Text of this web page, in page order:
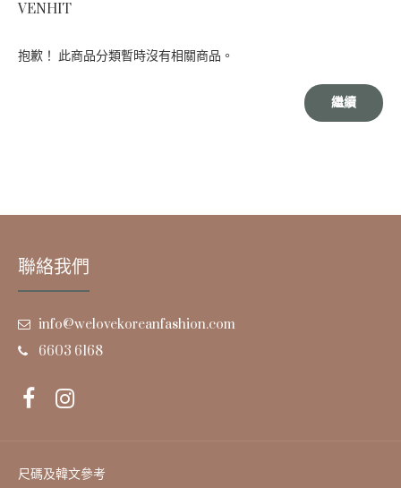
VENHIT
抱歉！ 此商品分類暫時沒有相關商品。
繼續
聯絡我們
info@welovekoreanfashion.com
6603 6168
尺碼及韓文參考